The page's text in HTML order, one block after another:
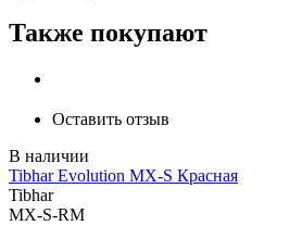
Также покупают
Оставить отзыв
Tibhar Evolution MX-S Красная
Tibhar
MX-S-RM